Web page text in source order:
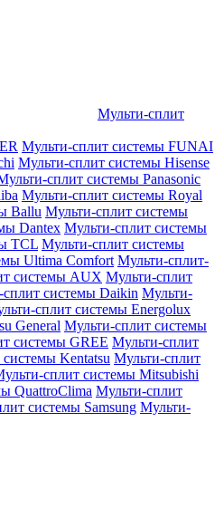
Мульти-сплит
Мульти-сплит системы FUNAI
Мульти-сплит системы Hisense
сплит системы Panasonic
Мульти-сплит системы Royal
Ballu Мульти-сплит системы
Dantex Мульти-сплит системы
TCL Мульти-сплит системы
Ultima Comfort Мульти-сплит-
системы AUX Мульти-сплит
системы Daikin Мульти-
сплит системы Energolux
General Мульти-сплит системы
системы GREE Мульти-сплит
Kentatsu Мульти-сплит
сплит системы Mitsubishi
QuattroClima Мульти-сплит
системы Samsung Мульти-